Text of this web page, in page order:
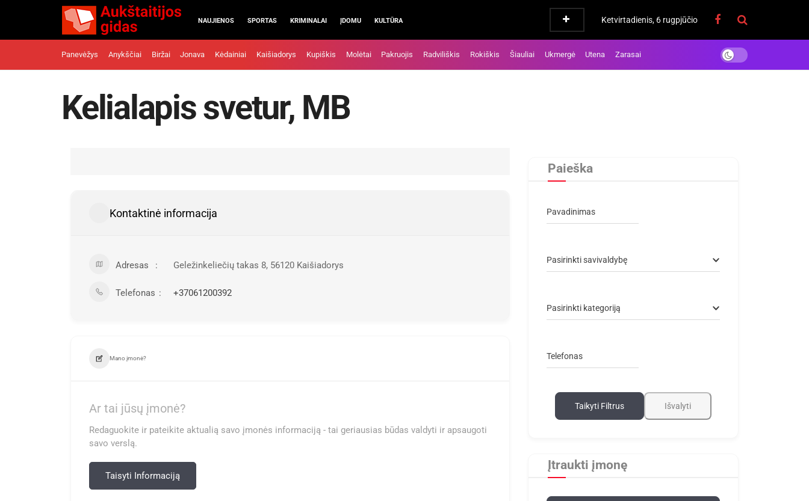
NAUJIENOS SPORTAS KRIMINALAI ĮDOMU KULTŪRA Ketvirtadienis, 6 rugpjūčio
Panevėžys Anykščiai Biržai Jonava Kėdainiai Kaišiadorys Kupiškis Molėtai Pakruojis Radviliškis Rokiškis Šiauliai Ukmergė Utena Zarasai
Kelialapis svetur, MB
Kontaktinė informacija
Adresas Geležinkeliečių takas 8, 56120 Kaišiadorys
Telefonas +37061200392
Mano įmonė?
Ar tai jūsų įmonė?
Redaguokite ir pateikite aktualią savo įmonės informaciją - tai geriausias būdas valdyti ir apsaugoti
savo verslą.
Taisyti Informaciją
Paieška
Pavadinimas
Pasirinkti savivaldybę
Pasirinkti kategoriją
Telefonas
Taikyti Filtrus Išvalyti
Įtraukti įmonę